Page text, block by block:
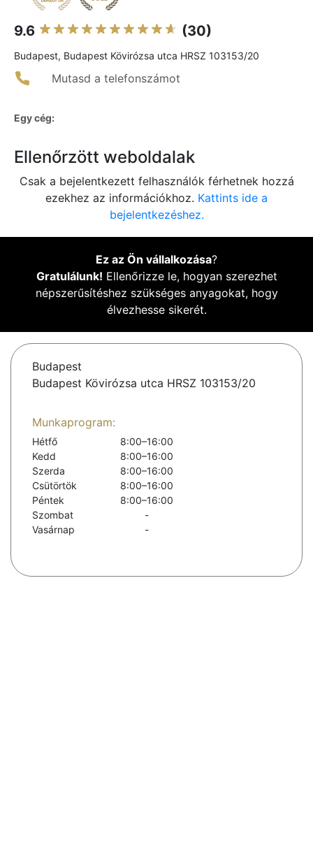
9.6 (30)
Budapest, Budapest Kövirózsa utca HRSZ 103153/20
Mutasd a telefonszámot
Egy cég:
Ellenőrzött weboldalak
Csak a bejelentkezett felhasználók férhetnek hozzá
ezekhez az információkhoz. Kattints ide a
bejelentkezéshez.
Ez az Ön vállalkozása?
Gratulálunk! Ellenőrizze le, hogyan szerezhet
népszerűsítéshez szükséges anyagokat, hogy
élvezhesse sikerét.
Budapest
Budapest Kövirózsa utca HRSZ 103153/20
Munkaprogram:
Hétfő
8:00–16:00
Kedd
8:00–16:00
Szerda
8:00–16:00
Csütörtök
8:00–16:00
Péntek
8:00–16:00
Szombat
-
Vasárnap
-